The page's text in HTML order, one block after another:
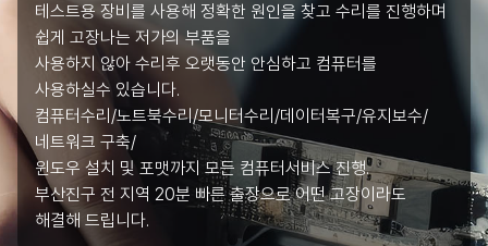
테스트용 장비를 사용해 정확한 원인을 찾고 수리를 진행하며
쉽게 고장나는 저가의 부품을
사용하지 않아 수리후 오랫동안 안심하고 컴퓨터를
사용하실수 있습니다.
컴퓨터수리/노트북수리/모니터수리/데이터복구/유지보수/
네트워크 구축/
윈도우 설치 및 포맷까지 모든 컴퓨터서비스 진행.
부산진구 전 지역 20분 빠른 출장으로 어떤 고장이라도
해결해 드립니다.